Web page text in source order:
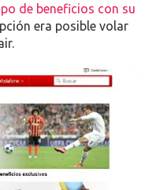
de beneficios con su
era posible volar